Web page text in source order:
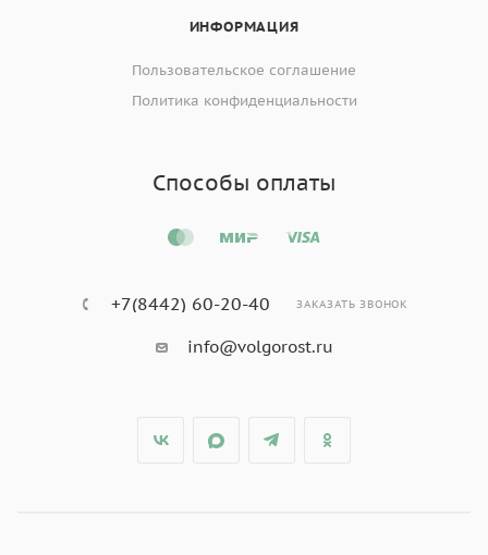
ИНФОРМАЦИЯ
Пользовательское соглашение
Политика конфиденциальности
Способы оплаты
+7(8442) 60-20-40 ЗАКАЗАТЬ ЗВОНОК
info@volgorost.ru